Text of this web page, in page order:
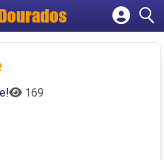
empresa
conta
169